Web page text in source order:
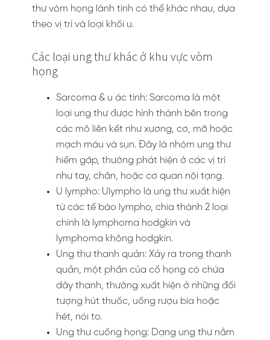
thư vòm họng lành tính có thể khác nhau, dựa
theo vị trí và loại khối u.
Các loại ung thư khác ở khu vực vòm
họng
Sarcoma & u ác tính: Sarcoma là một
loại ung thư được hình thành bên trong
các mô liên kết như xương, cơ, mỡ hoặc
mạch máu và sụn. Đây là nhóm ung thư
hiếm gặp, thường phát hiện ở các vị trí
như tay, chân, hoặc cơ quan nội tạng.
U lympho: Ulympho là ung thư xuất hiện
từ các tế bào lympho, chia thành 2 loại
chính là lymphoma hodgkin và
lymphoma không hodgkin.
Ung thư thanh quản: Xảy ra trong thanh
quản, một phần của cổ họng có chứa
dây thanh, thường xuất hiện ở những đối
tượng hút thuốc, uống rượu bia hoặc
hét, nói to.
Ung thư cuống họng: Dạng ung thư nằm